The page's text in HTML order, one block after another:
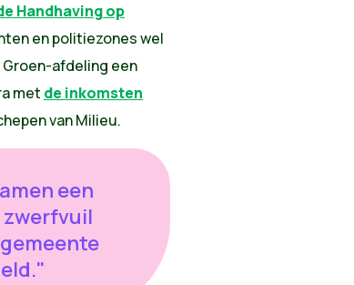
Handhaving op
en politiezones wel
afdeling een
met de inkomsten
van Milieu.
een